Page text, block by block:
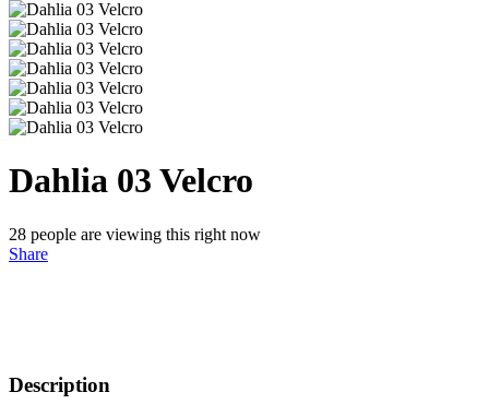
Dahlia 03 Velcro
28 people are viewing this right now
Share
Description